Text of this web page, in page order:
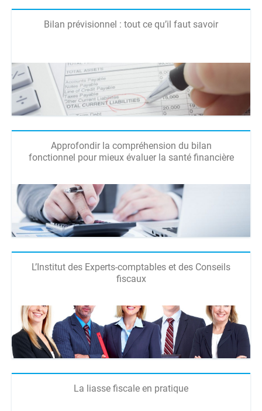
Bilan prévisionnel : tout ce qu’il faut savoir
Approfondir la compréhension du bilan
fonctionnel pour mieux évaluer la santé financière
L’Institut des Experts-comptables et des Conseils
fiscaux
La liasse fiscale en pratique